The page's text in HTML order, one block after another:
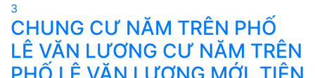
3
CHUNG CƯ NĂM TRÊN PHỐ
LÊ VĂN LƯƠNG CƯ NĂM TRÊN